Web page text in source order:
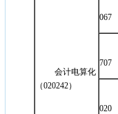
会计电算化
（020242）
067
707
020